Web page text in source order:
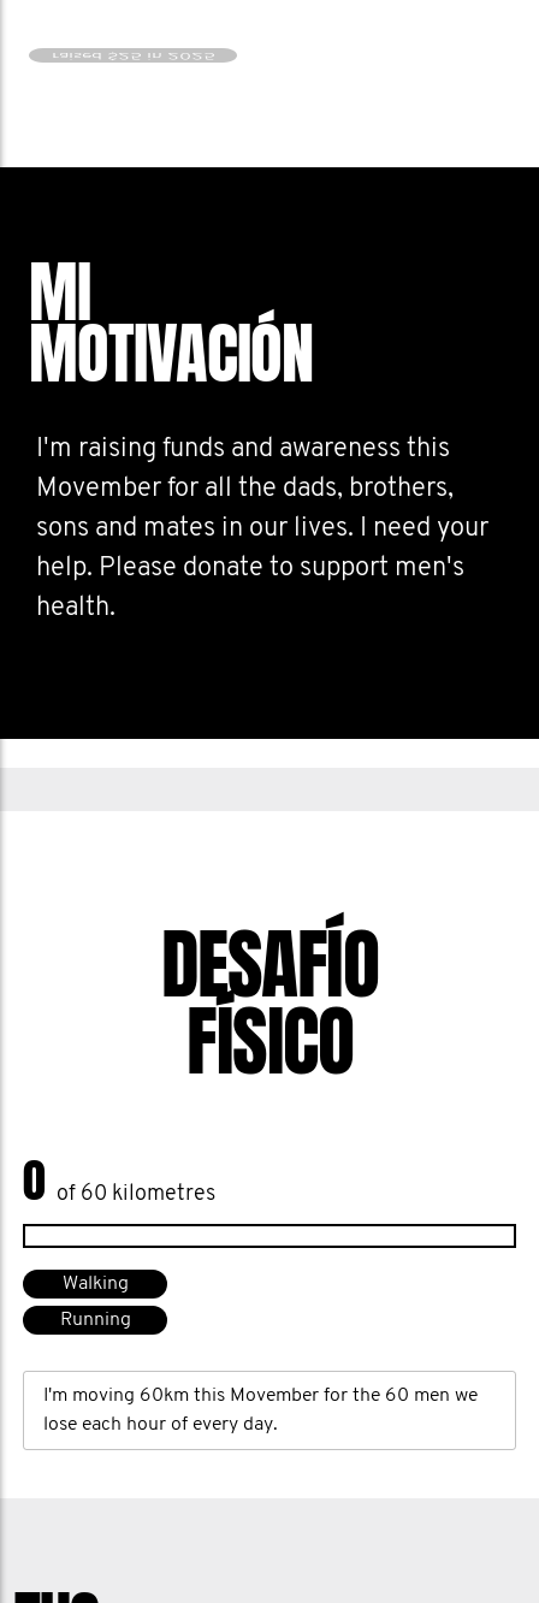
raised $25 in 2025
MI
MOTIVACIÓN
I'm raising funds and awareness this
Movember for all the dads, brothers,
sons and mates in our lives. I need your
help. Please donate to support men's
health.
DESAFÍO
FÍSICO
0 of 60 kilometres
Walking
Running
I'm moving 60km this Movember for the 60 men we
lose each hour of every day.